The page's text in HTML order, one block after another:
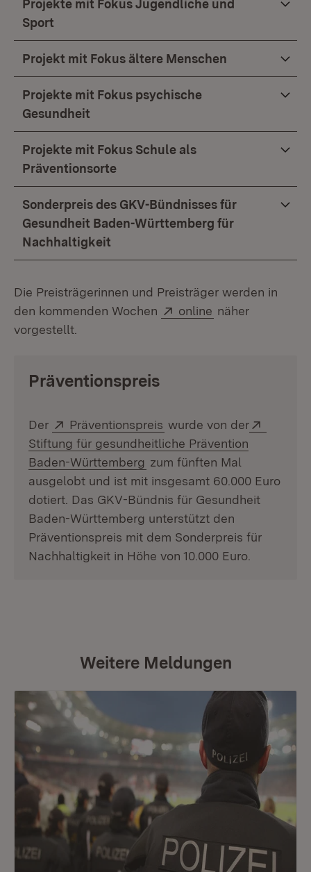
Projekte mit Fokus Jugendliche und
Sport
Projekt mit Fokus ältere Menschen
Projekte mit Fokus psychische
Gesundheit
Projekte mit Fokus Schule als
Präventionsorte
Sonderpreis des GKV-Bündnisses für
Gesundheit Baden-Württemberg für
Nachhaltigkeit
Die Preisträgerinnen und Preisträger werden in
den kommenden Wochen
Extern:
online (Öffnet in
näher
vorgestellt.
Präventionspreis
Der Extern:
Präventionspreis (Öffnet in neuem Fenster)
wurde von der
Stiftung für gesundheitliche Prävention
Baden-Württemberg (Öffnet in neuem Fenster)
zum fünften Mal
ausgelobt und ist mit insgesamt 60.000 Euro
dotiert. Das GKV-Bündnis für Gesundheit
Baden-Württemberg unterstützt den
Präventionspreis mit dem Sonderpreis für
Nachhaltigkeit in Höhe von 10.000 Euro.
Weitere Meldungen